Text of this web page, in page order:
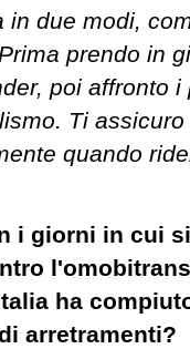
due modi,
prendo in
poi affronto
Ti
quando
i giorni in cui
ha
arretramenti?